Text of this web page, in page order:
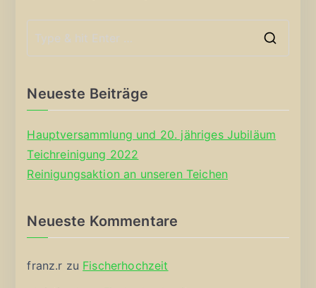
Neueste Beiträge
Hauptversammlung und 20. jähriges Jubiläum
Teichreinigung 2022
Reinigungsaktion an unseren Teichen
Neueste Kommentare
franz.r zu Fischerhochzeit